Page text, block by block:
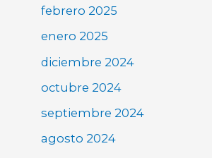
febrero 2025
enero 2025
diciembre 2024
octubre 2024
septiembre 2024
agosto 2024